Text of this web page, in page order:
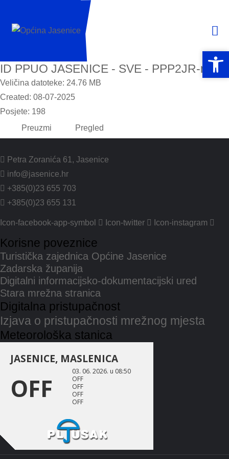
ID PPUO JASENICE - SVE - PPP2JR-min
Veličina datoteke: 24.76 MB
Created: 08-07-2025
Posjete: 198
Preuzmi
Pregled
Petra Zoranića 61, Jasenice
info@jasenice.hr
+385(0)23 655 703
+385(0)23 655 131
Icon-facebook-app-symbol Icon-twitter Icon-instagram
Korisne poveznice
Turistička zajednica Općine Jasenice
Zadarska županija
Digitalni informacijsko-dokumentacijski ured
Stara mrežna stranica
Digitalna pristupačnost
Izjava o pristupačnosti mrežnog mjesta
Meteorološka stanica